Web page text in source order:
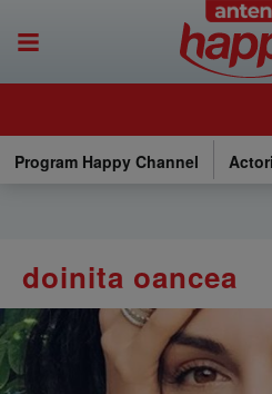
Program Happy Channel
doinita oancea